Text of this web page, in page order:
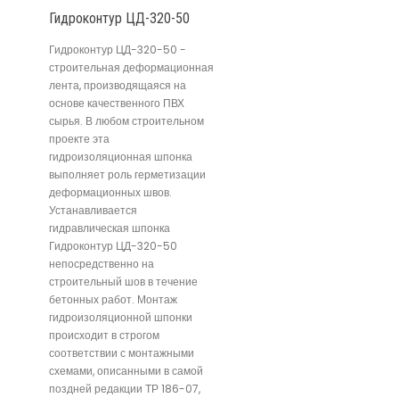
Гидроконтур ЦД-320-50
Гидроконтур ЦД-320-50 -
строительная деформационная
лента, производящаяся на
основе качественного ПВХ
сырья. В любом строительном
проекте эта
гидроизоляционная шпонка
выполняет роль герметизации
деформационных швов.
Устанавливается
гидравлическая шпонка
Гидроконтур ЦД-320-50
непосредственно на
строительный шов в течение
бетонных работ. Монтаж
гидроизоляционной шпонки
происходит в строгом
соответствии с монтажными
схемами, описанными в самой
поздней редакции ТР 186-07,